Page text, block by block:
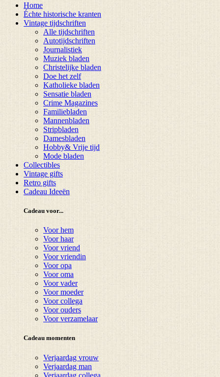
Home
Échte historische kranten
Vintage tijdschriften
Alle tijdschriften
Autotijdschriften
Journalistiek
Muziek bladen
Christelijke bladen
Doe het zelf
Katholieke bladen
Sensatie bladen
Crime Magazines
Familiebladen
Mannenbladen
Stripbladen
Damesbladen
Hobby& Vrije tijd
Mode bladen
Collectibles
Vintage gifts
Retro gifts
Cadeau Ideeën
Cadeau voor...
Voor hem
Voor haar
Voor vriend
Voor vriendin
Voor opa
Voor oma
Voor vader
Voor moeder
Voor collega
Voor ouders
Voor verzamelaar
Cadeau momenten
Verjaardag vrouw
Verjaardag man
Verjaardag collega